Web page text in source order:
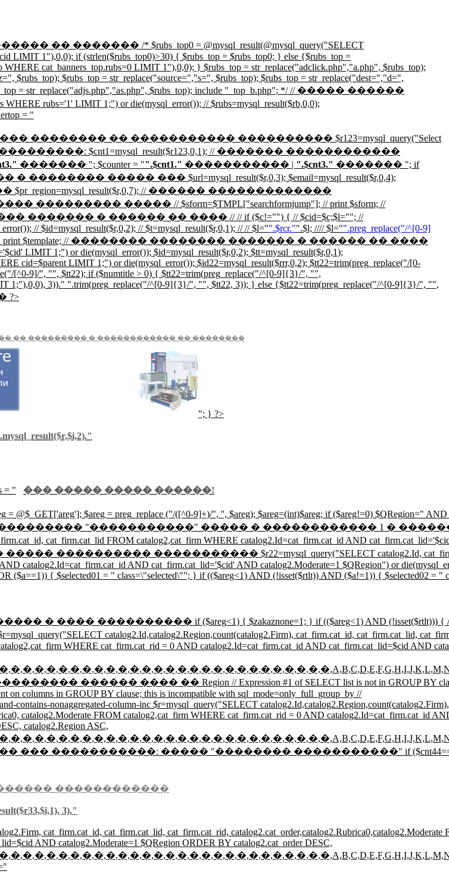
������� /* $rubs_top0 = @mysql_result(@mysql_query("SELECT
LIMIT 1"),0,0); if (strlen($rubs_top0)>30) { $rubs_top = $rubs_top0; } else {$rubs_top =
cat_banners_top.rubs=0 LIMIT 1"),0,0); } $rubs_top = str_replace("adclick.php","a.php", $rubs_top);
$rubs_top); $rubs_top = str_replace("source=","s=", $rubs_top); $rubs_top = str_replace("dest=","d=",
= str_replace("adjs.php","as.php", $rubs_top); include "_top_b.php"; */ // ����� ������
rubs='1' LIMIT 1;") or die(mysql_error()); // $rubs=mysql_result($rb,0,0);
= "
�������� �� ����������� ���������� $r123=mysql_query("Select
�����������: $cnt1=mysql_result($r123,0,1); // ������� ������������
������� "; $counter = "".$cnt1." ����������� | ".$cnt3." ������� "; if
�� � �������� ����� ��� $url=mysql_result($r,0,3); $email=mysql_result($r,0,4);
$pr_region=mysql_result($r,0,7); // ������ �������������
��������� ����� // $sform=$TMPL["searchformjump"]; // print $sform; //
� ������ �� ���� // // if ($c!="") { // $cid=$c;$l=""; //
// $id=mysql_result($r,0,2); // $t=mysql_result($r,0,1); // // $l="".$rcr."".$l; //// $l="".preg_replace("/^[0-9]
// } print $template; // �������� �������� ������� � ������ �� ����
LIMIT 1;") or die(mysql_error()); $id=mysql_result($r,0,2); $tt=mysql_result($r,0,1);
cid=$parent LIMIT 1;") or die(mysql_error()); $id22=mysql_result($rrr,0,2); $tt22=trim(preg_replace("/[0-
[^0-9]/", "", $tt22); if ($numtitle > 0) { $tt22=trim(preg_replace("/^[0-9]{3}/", "",
1;"),0,0), 3))." ".trim(preg_replace("/^[0-9]{3}/", "", $tt22, 3)); } else {$tt22=trim(preg_replace("/^[0-9]{3}/", "",
?>
�� ��������� � ������������ �� ��������
"; } ?>
= " ��� ����� ����� ������!
@$_GET['areg']; $areg = preg_replace ("/([^0-9]+)/", '', $areg); $areg=(int)$areg; if ($areg!=0) $QRegion="
// ������� ���������� "�����������" ����� � ������������ 1 �
cat_firm.cat_lid FROM catalog2,cat_firm WHERE catalog2.Id=cat_firm.cat_id AND
����� ���������� ����������� $r22=mysql_query("SELECT catalog2.Id,
catalog2.Id=cat_firm.cat_id AND cat_firm.cat_lid='$cid' AND catalog2.Moderate=1 $QRegion") or
($a==1)) { $selected01 = " class=\"selected\""; } if (($areg<1) AND (!isset($rtlt)) AND ($a!=1)) { $selected02 = "
���������� if ($areg<1) { $zakaznone=1; } if (($areg<1) AND
catalog2.Id,catalog2.Region,count(catalog2.Firm), cat_firm.cat_id, cat_firm.cat_lid,
WHERE cat_firm.cat_rid = 0 AND catalog2.Id=cat_firm.cat_id AND cat_firm.cat_lid=$cid AND
������ ���� �� Region // Expression #1 of SELECT list is not in GROUP BY
on columns in GROUP BY clause; this is incompatible with sql_mode=only_full_group_by //
contains-nonaggregated-column-inc $r=mysql_query("SELECT
catalog2.Moderate FROM catalog2,cat_firm WHERE cat_firm.cat_rid = 0 AND catalog2.Id=cat_firm.cat_id
catalog2.Region ASC,
// ���� ��� �����������: ����� "�������� �����������" if ($cnt44=='0')
������������
3)."
cat_firm.cat_id, cat_firm.cat_lid, cat_firm.cat_rid, catalog2.cat_order,catalog2.Rubrica0,catalog2.Moderate
AND catalog2.Moderate=1 $QRegion ORDER BY catalog2.cat_order DESC,